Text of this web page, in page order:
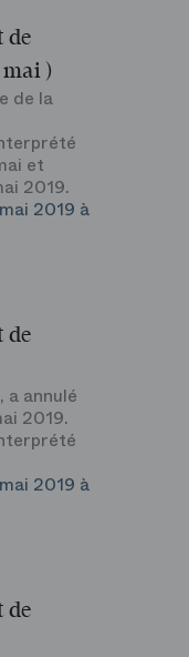
de
)
de la
et
2019.
2019 à
de
annulé
2019.
2019 à
de